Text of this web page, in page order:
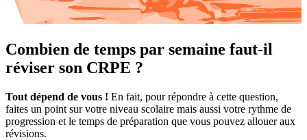
Combien de temps par semaine faut-il
réviser son CRPE ?
Tout dépend de vous ! En fait, pour répondre à cette question,
faites un point sur votre niveau scolaire mais aussi votre rythme de
progression et le temps de préparation que vous pouvez allouer aux
révisions.